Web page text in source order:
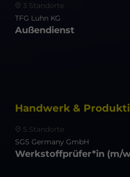
TFG Luhn KG
Außendienst
3 Standorte
Handwerk &
SGS Germany GmbH
Werkstoffprüfer*in (m/
5 Standorte